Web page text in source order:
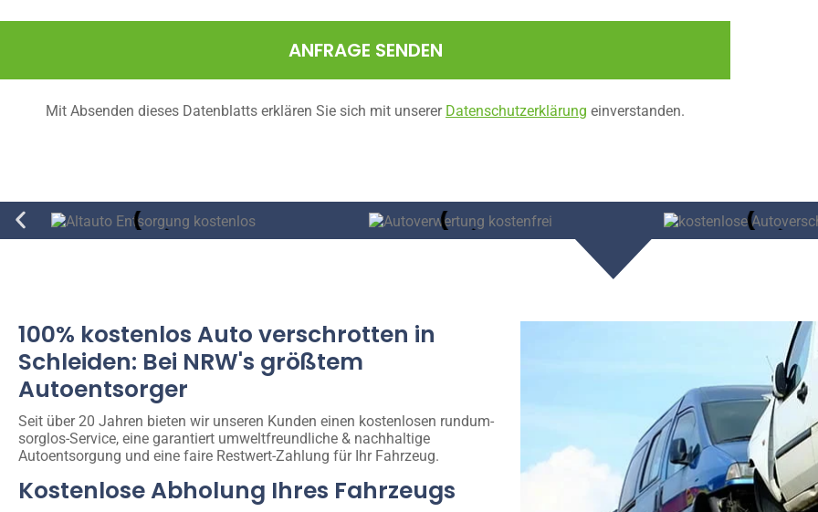
ANFRAGE SENDEN
Mit Absenden dieses Datenblatts erklären Sie sich mit unserer Datenschutzerklärung einverstanden.
100% kostenlos Auto verschrotten in
Schleiden: Bei NRW's größtem
Autoentsorger
Seit über 20 Jahren bieten wir unseren Kunden einen kostenlosen rundum-
sorglos-Service, eine garantiert umweltfreundliche & nachhaltige
Autoentsorgung und eine faire Restwert-Zahlung für Ihr Fahrzeug.
Kostenlose Abholung Ihres Fahrzeugs